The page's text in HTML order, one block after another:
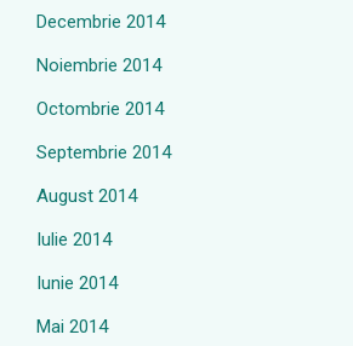
Decembrie 2014
Noiembrie 2014
Octombrie 2014
Septembrie 2014
August 2014
Iulie 2014
Iunie 2014
Mai 2014